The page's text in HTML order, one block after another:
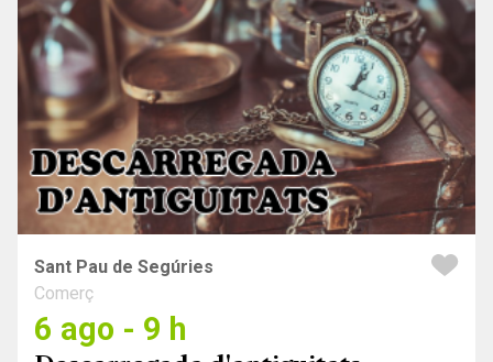
Sant Pau de Segúries
Comerç
6 ago - 9 h